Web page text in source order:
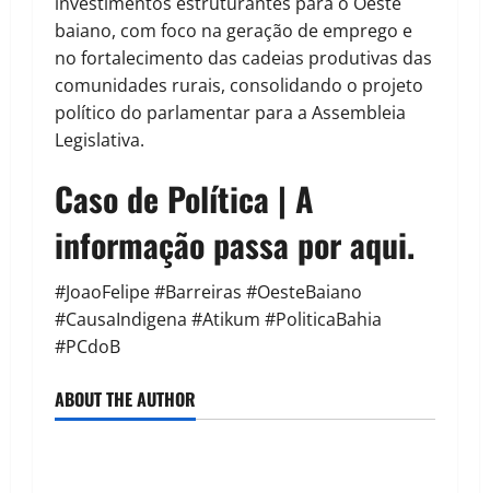
baiano, com foco na geração de emprego e
no fortalecimento das cadeias produtivas das
comunidades rurais, consolidando o projeto
político do parlamentar para a Assembleia
Legislativa.
Caso de Política | A
informação passa por aqui.
#JoaoFelipe #Barreiras #OesteBaiano
#CausaIndigena #Atikum #PoliticaBahia
#PCdoB
ABOUT THE AUTHOR